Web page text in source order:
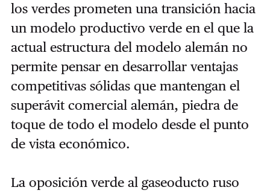
los verdes prometen una transición hacia
un modelo productivo verde en el que la
actual estructura del modelo alemán no
permite pensar en desarrollar ventajas
competitivas sólidas que mantengan el
superávit comercial alemán, piedra de
toque de todo el modelo desde el punto
de vista económico.
La oposición verde al gaseoducto ruso